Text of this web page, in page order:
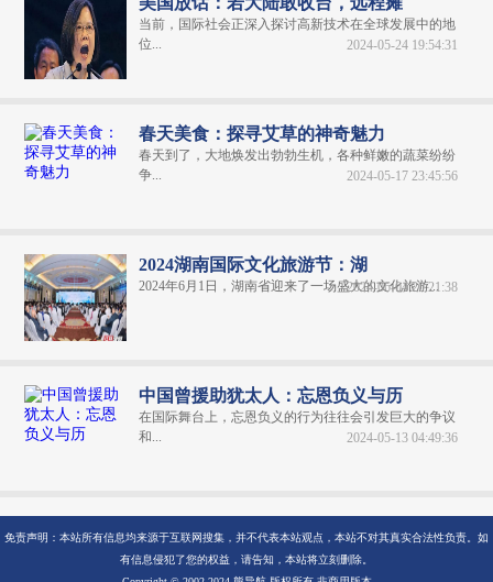
当前，国际社会正深入探讨高新技术在全球发展中的地
位...
2024-05-24 19:54:31
春天美食：探寻艾草的神奇魅力
春天到了，大地焕发出勃勃生机，各种鲜嫩的蔬菜纷纷
争...
2024-05-17 23:45:56
2024湖南国际文化旅游节：湖
2024年6月1日，湖南省迎来了一场盛大的文化旅游...
2024-06-04 20:21:38
中国曾援助犹太人：忘恩负义与历
在国际舞台上，忘恩负义的行为往往会引发巨大的争议
和...
2024-05-13 04:49:36
免责声明：本站所有信息均来源于互联网搜集，并不代表本站观点，本站不对其真实合法性负责。如
有信息侵犯了您的权益，请告知，本站将立刻删除。